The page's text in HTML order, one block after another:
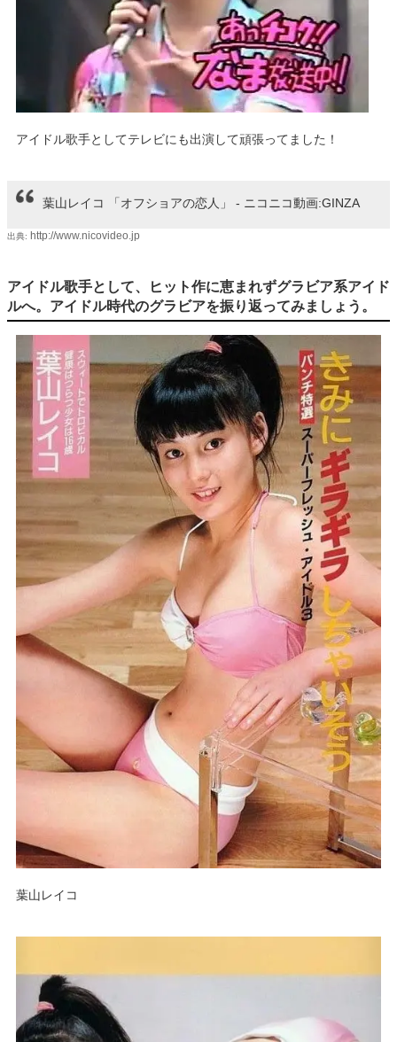
アイドル歌手としてテレビにも出演して頑張ってました！
葉山レイコ 「オフショアの恋人」 ‐ ニコニコ動画:GINZA
出典: http://www.nicovideo.jp
アイドル歌手として、ヒット作に恵まれずグラビア系アイド
ルへ。アイドル時代のグラビアを振り返ってみましょう。
葉山レイコ